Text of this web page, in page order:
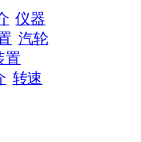
仪器
汽轮
置
转速